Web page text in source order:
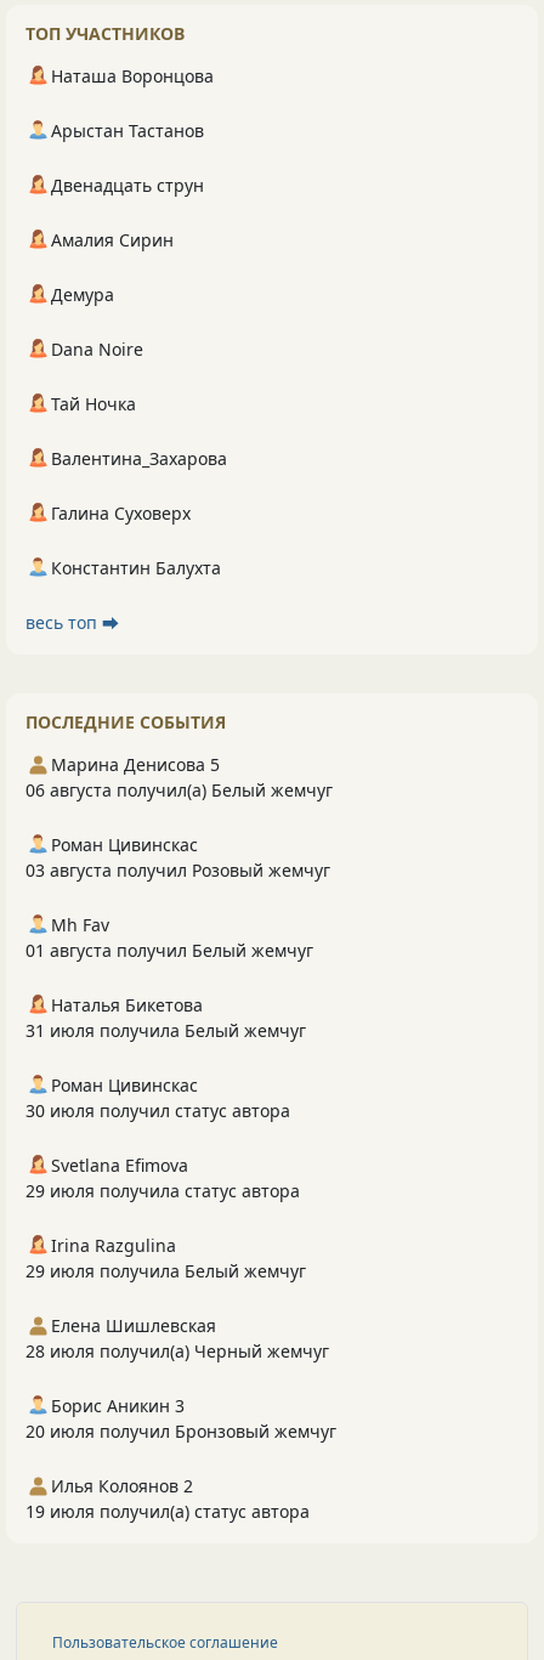
ТОП УЧАСТНИКОВ
Наташа Воронцова
Арыстан Тастанов
Двенадцать струн
Амалия Сирин
Демура
Dana Noire
Тай Ночка
Валентина_Захарова
Галина Суховерх
Константин Балухта
весь топ ⮕
ПОСЛЕДНИЕ СОБЫТИЯ
Марина Денисова 5
06 августа получил(а) Белый жемчуг
Роман Цивинскас
03 августа получил Розовый жемчуг
Mh Fav
01 августа получил Белый жемчуг
Наталья Бикетова
31 июля получила Белый жемчуг
Роман Цивинскас
30 июля получил статус автора
Svetlana Efimova
29 июля получила статус автора
Irina Razgulina
29 июля получила Белый жемчуг
Елена Шишлевская
28 июля получил(а) Черный жемчуг
Борис Аникин 3
20 июля получил Бронзовый жемчуг
Илья Колоянов 2
19 июля получил(а) статус автора
Пользовательское соглашение